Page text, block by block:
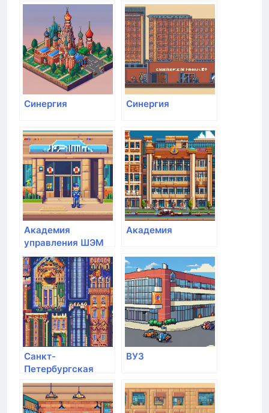
Синергия Синергия
Академия
управления ШЭМ
ДВФУ
Академия
Санкт-
Петербургская
Юридическая
Академия
ВУЗ